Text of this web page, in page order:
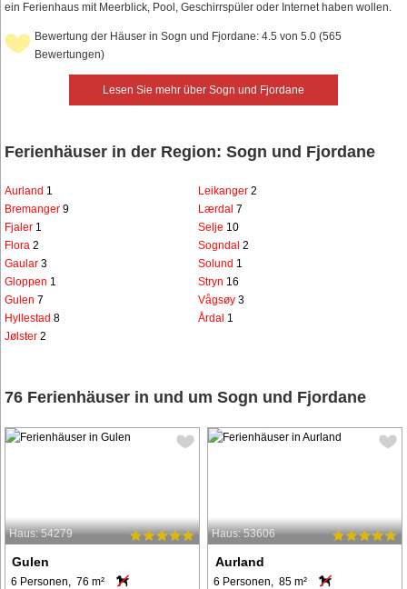
ein Ferienhaus mit Meerblick, Pool, Geschirrspüler oder Internet haben wollen.
Lesen Sie mehr über Sogn und Fjordane
Bewertung der Häuser in Sogn und Fjordane: 4.5 von 5.0 (565
Bewertungen)
Ferienhäuser in der Region: Sogn und Fjordane
Aurland 1
Bremanger 9
Fjaler 1
Flora 2
Gaular 3
Gloppen 1
Gulen 7
Hyllestad 8
Jølster 2
Leikanger 2
Lærdal 7
Selje 10
Sogndal 2
Solund 1
Stryn 16
Vågsøy 3
Årdal 1
76 Ferienhäuser in und um Sogn und Fjordane
Haus: 54279
Gulen
6 Personen, 76 m²
Haus: 53606
Aurland
6 Personen, 85 m²